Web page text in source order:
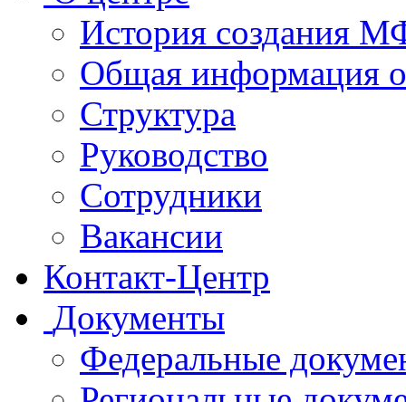
История создания
Общая
Структура
Руководство
Сотрудники
Вакансии
Контакт-Центр
Документы
Федеральные